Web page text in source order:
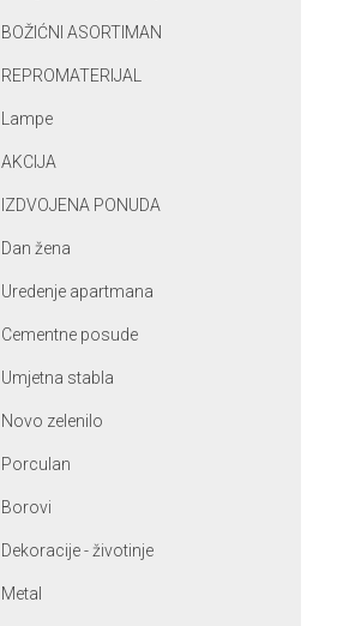
BOŽIĆNI ASORTIMAN
REPROMATERIJAL
Lampe
AKCIJA
IZDVOJENA PONUDA
Dan žena
Uredenje apartmana
Cementne posude
Umjetna stabla
Novo zelenilo
Porculan
Borovi
Dekoracije - životinje
Metal